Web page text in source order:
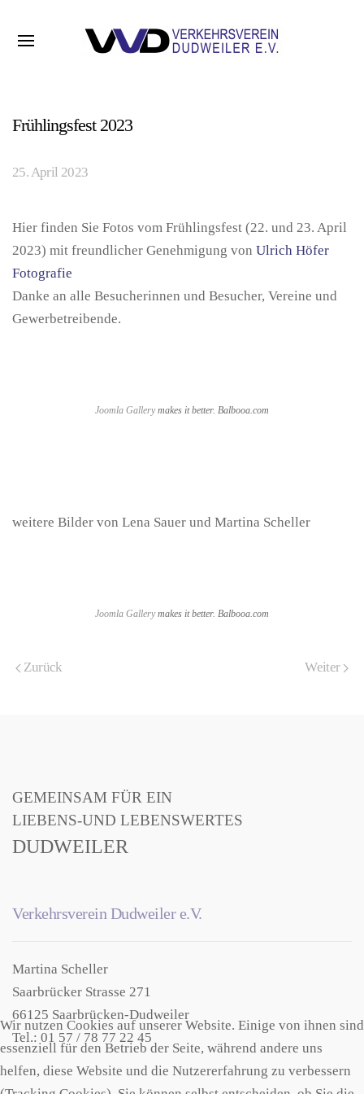
Frühlingsfest 2023
25. April 2023
Hier finden Sie Fotos vom Frühlingsfest (22. und 23. April
2023) mit freundlicher Genehmigung von Ulrich Höfer
Fotografie
Danke an alle Besucherinnen und Besucher, Vereine und
Gewerbetreibende.
Joomla Gallerymakes it better. Balbooa.com
weitere Bilder von Lena Sauer und Martina Scheller
Joomla Gallerymakes it better. Balbooa.com
Zurück Weiter
GEMEINSAM FÜR EIN
LIEBENS-UND LEBENSWERTES
DUDWEILER
Verkehrsverein Dudweiler e.V.
Martina Scheller
Saarbrücker Strasse 271
66125 Saarbrücken-Dudweiler
Tel.: 01 57 / 78 77 22 45
Wir nutzen Cookies auf unserer Website. Einige von ihnen sind
essenziell für den Betrieb der Seite, während andere uns
helfen, diese Website und die Nutzererfahrung zu verbessern